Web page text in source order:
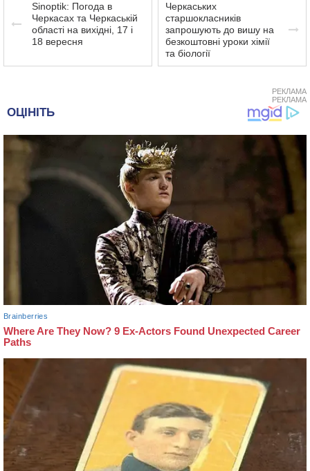
Sinoptik: Погода в
Черкасах та Черкаській
області на вихідні, 17 і
18 вересня
Черкаських
старшокласників
запрошують до вишу на
безкоштовні уроки хімії
та біології
РЕКЛАМА
РЕКЛАМА